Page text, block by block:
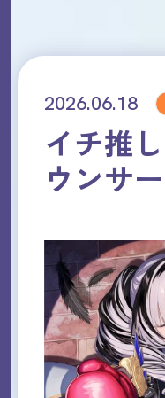
2026.06.18
イチ推
ウンサ